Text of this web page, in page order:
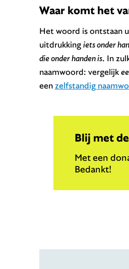
Waar komt het
Het woord is ontstaan
uitdrukkingiets onder
die onder handen is. In
naamwoord: vergelijk
eenzelfstandig
Blij met
Met een
Bedankt!